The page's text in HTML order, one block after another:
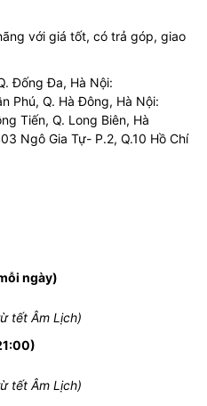
với giá tốt, có trả góp, giao
Đống Đa, Hà Nội:
Phú, Q. Hà Đông, Hà Nội:
Tiến, Q. Long Biên, Hà
Ngô Gia Tự- P.2, Q.10 Hồ Chí
ngày)
tết Âm Lịch)
tết Âm Lịch)